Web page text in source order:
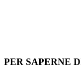
PER SAPERNE